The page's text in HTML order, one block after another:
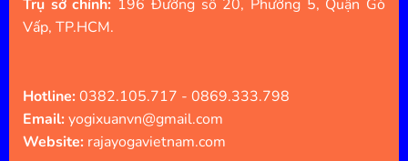
Trụ sở chính: 196 Đường số 20, Phường 5, Quận Gò
Vấp, TP.HCM.
Hotline:0382.105.717 - 0869.333.798
Email:yogixuanvn@gmail.com
Website: rajayogavietnam.com